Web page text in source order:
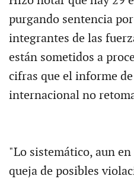
purgando sentencia
integrantes de las
están sometidos a
cifras que el informe
internacional no
"Lo sistemático, aun
queja de posibles